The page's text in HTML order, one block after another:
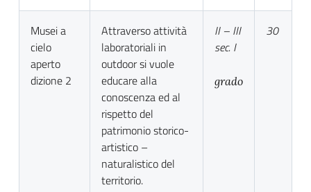
Musei a
cielo
aperto
dizione 2
Attraverso attività
laboratoriali in
outdoor si vuole
educare alla
conoscenza ed al
rispetto del
patrimonio storico-
artistico –
naturalistico del
territorio.
II – III
sec. I
grado
30